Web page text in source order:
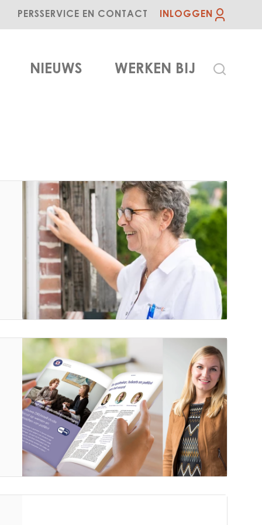
PERSSERVICE EN CONTACT INLOGGEN
NIEUWS WERKEN BIJ